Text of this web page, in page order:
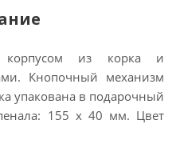
корпусом из корка и
Кнопочный механизм
упакована в подарочный
155 x 40 мм. Цвет